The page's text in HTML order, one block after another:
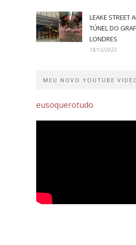
LEAKE STREET
TÚNEL DO
LONDRES
18/12/2023
MEU NOVO YOUTUBE
eusoquerotudo